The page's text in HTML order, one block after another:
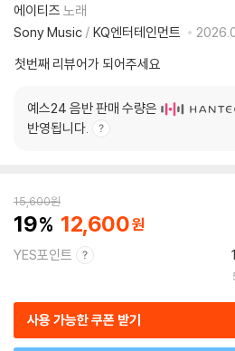
에이티즈 노래
Sony Music / KQ엔터테인먼트
첫번째 리뷰어가 되어주세요
예스24 음반 판매 수량은
반영됩니다.
15,600원
19 12,600
YES포인트
사용 가능한 쿠폰 받기